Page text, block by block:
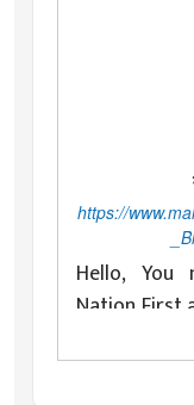
https://
Hello,
Nation First
Bharat'
fearless
Changing